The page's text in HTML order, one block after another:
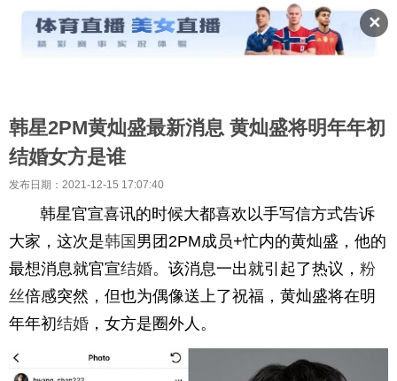
✕
韩星2PM黄灿盛最新消息 黄灿盛将明年年初
结婚女方是谁
发布日期：2021-12-15 17:07:40
韩星官宣喜讯的时候大都喜欢以手写信方式告诉
大家，这次是韩国 男团2PM成员+忙内的黄灿盛，他的
最想消息就官宣结婚。该消息一出就引起了热议， 粉
丝倍感突然，但也为偶像送上了祝福，黄灿盛将在明
年年初结婚 ，女方是圈外人。